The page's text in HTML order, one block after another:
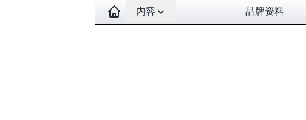
Open contents menu
内容 品牌资料